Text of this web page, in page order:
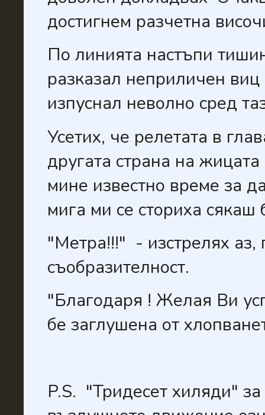
достигнем разчетна
По линията настъпи
разказал неприличен
изпуснал неволно сред
Усетих, че релетата в
другата страна на
мине известно време за
мига ми се сториха
"Метра!!!" - изстрелях аз,
съобразителност.
"Благодаря ! Желая Ви
бе заглушена от
P.S. "Тридесет хиляди"